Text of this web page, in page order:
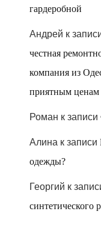
гардеробной
Андрей к
честная
компания из
приятным ценам
Роман к записи
Алина к записи
одежды?
Георгий к
синтетического